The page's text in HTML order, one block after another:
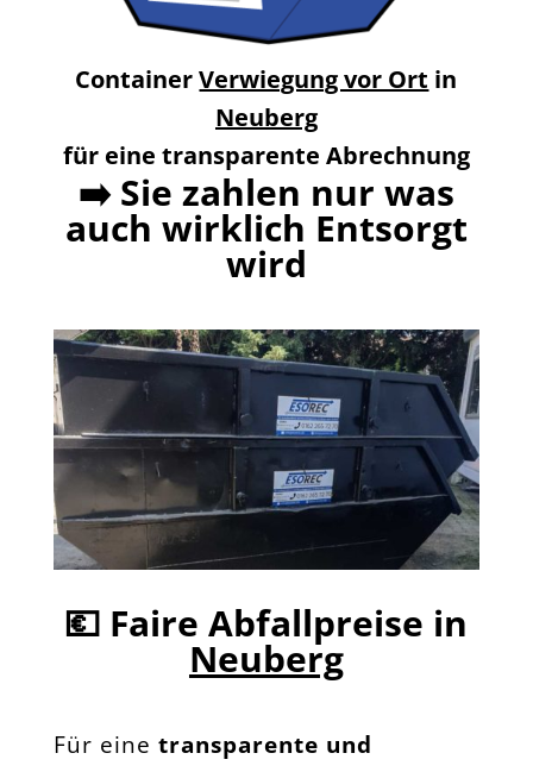
ContainerVerwiegung vor Ort in
Neuberg
für eine transparente Abrechnung
➡️Sie zahlen nur was
auch wirklich Entsorgt
wird
💶 Faire Abfallpreise in
Neuberg
Für eine transparente und